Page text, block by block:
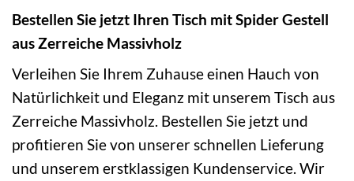
Bestellen Sie jetzt Ihren Tisch mit Spider Gestell
aus Zerreiche Massivholz
Verleihen Sie Ihrem Zuhause einen Hauch von
Natürlichkeit und Eleganz mit unserem Tisch aus
Zerreiche Massivholz. Bestellen Sie jetzt und
profitieren Sie von unserer schnellen Lieferung
und unserem erstklassigen Kundenservice. Wir